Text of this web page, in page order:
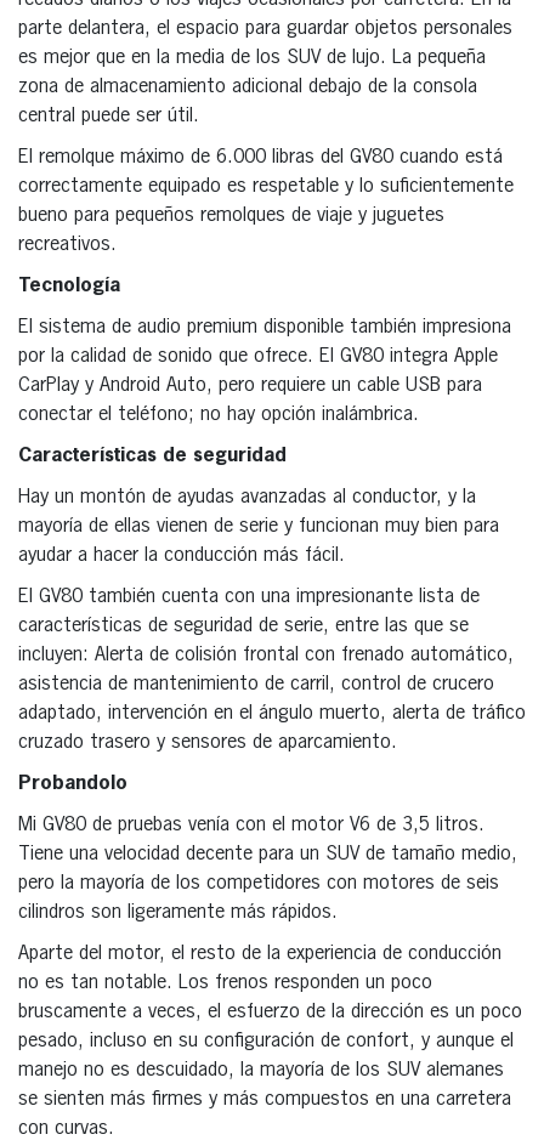
parte delantera, el espacio para guardar objetos personales
es mejor que en la media de los SUV de lujo. La pequeña
zona de almacenamiento adicional debajo de la consola
central puede ser útil.
El remolque máximo de 6.000 libras del GV80 cuando está
correctamente equipado es respetable y lo suficientemente
bueno para pequeños remolques de viaje y juguetes
recreativos.
Tecnología
El sistema de audio premium disponible también impresiona
por la calidad de sonido que ofrece. El GV80 integra Apple
CarPlay y Android Auto, pero requiere un cable USB para
conectar el teléfono; no hay opción inalámbrica.
Características de seguridad
Hay un montón de ayudas avanzadas al conductor, y la
mayoría de ellas vienen de serie y funcionan muy bien para
ayudar a hacer la conducción más fácil.
El GV80 también cuenta con una impresionante lista de
características de seguridad de serie, entre las que se
incluyen: Alerta de colisión frontal con frenado automático,
asistencia de mantenimiento de carril, control de crucero
adaptado, intervención en el ángulo muerto, alerta de tráfico
cruzado trasero y sensores de aparcamiento.
Probandolo
Mi GV80 de pruebas venía con el motor V6 de 3,5 litros.
Tiene una velocidad decente para un SUV de tamaño medio,
pero la mayoría de los competidores con motores de seis
cilindros son ligeramente más rápidos.
Aparte del motor, el resto de la experiencia de conducción
no es tan notable. Los frenos responden un poco
bruscamente a veces, el esfuerzo de la dirección es un poco
pesado, incluso en su configuración de confort, y aunque el
manejo no es descuidado, la mayoría de los SUV alemanes
se sienten más firmes y más compuestos en una carretera
con curvas.